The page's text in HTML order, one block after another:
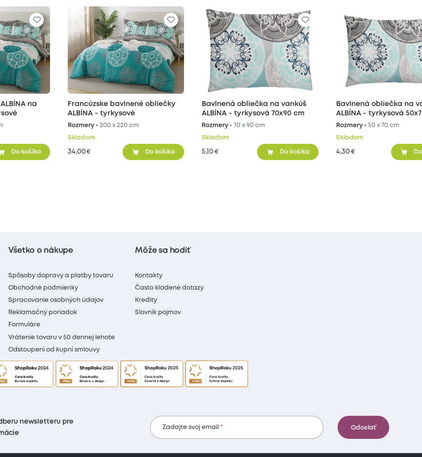
na
Do košíka
Francúzske bavlnené obliečky
ALBÍNA - tyrkysové
Rozmery • 200 x 220 cm
Skladom
34,00 € Do košíka
Bavlnená obliečka na vankúš
ALBÍNA - tyrkysová 70x90 cm
Rozmery • 70 x 90 cm
Skladom
5,10 € Do košíka
Bavlnená obliečka na
ALBÍNA - tyrkysová
Rozmery • 50 x 70 cm
Skladom
4,30 €
Všetko o nákupe
Spôsoby dopravy a platby tovaru
Obchodné podmienky
Spracovanie osobných údajov
Reklamačný poriadok
Formuláre
Vrátenie tovaru v 50 dennej lehote
Odstoupení od kupní smlouvy
Môže sa hodiť
Kontakty
Často kladené dotazy
Kredity
Slovník pojmov
newsletteru pre
Zadajte svoj email Odoslať